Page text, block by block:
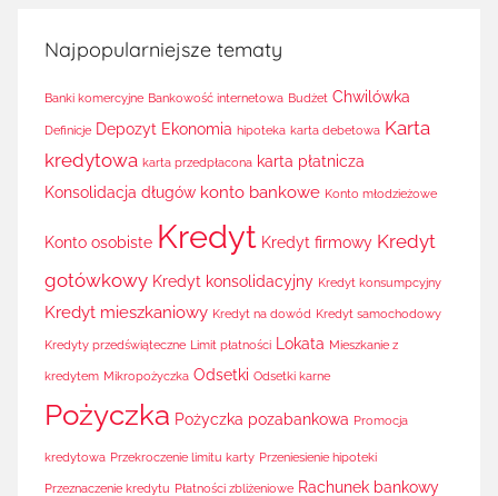
Najpopularniejsze tematy
Banki komercyjne Bankowość internetowa Budżet Chwilówka
Definicje Depozyt Ekonomia hipoteka karta debetowa Karta
kredytowa karta przedpłacona karta płatnicza
Konsolidacja długów konto bankowe Konto młodzieżowe
Konto osobiste Kredyt Kredyt firmowy Kredyt
gotówkowy Kredyt konsolidacyjny Kredyt konsumpcyjny
Kredyt mieszkaniowy Kredyt na dowód Kredyt samochodowy
Kredyty przedświąteczne Limit płatności Lokata Mieszkanie z
kredytem Mikropożyczka Odsetki Odsetki karne
Pożyczka Pożyczka pozabankowa Promocja
kredytowa Przekroczenie limitu karty Przeniesienie hipoteki
Przeznaczenie kredytu Płatności zbliżeniowe Rachunek bankowy